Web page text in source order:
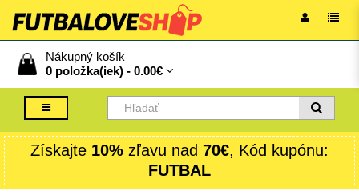
Nákupný košík
0 položka(iek) - 0.00€
Získajte 10% zľavu nad 70€, Kód kupónu:
FUTBAL